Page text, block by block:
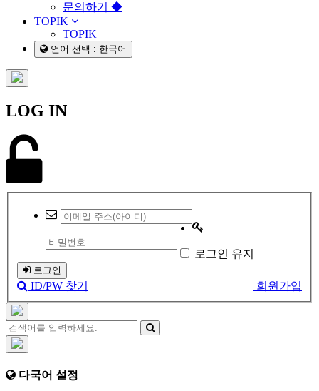
문의하기 ◆
TOPIK
TOPIK
언어 선택 : 한국어
LOG IN
로그인 유지
로그인
회원가입
ID/PW 찾기
다국어 설정